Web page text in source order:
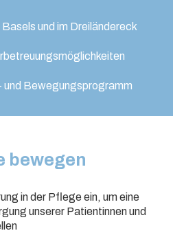
und im Dreiländereck
Bewegungsprogramm
bewegen
in der Pflege ein, um eine
unserer Patientinnen und